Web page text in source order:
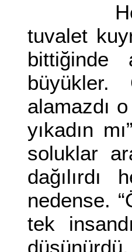
Her
tuvalet
bittiğinde
büyükler.
alamazdı
yıkadın
soluklar
nedense.
tek